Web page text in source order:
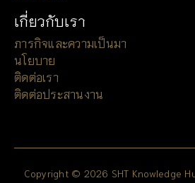
เกี่ยวกับเรา
ภารกิจและความเป็นมา
นโยบาย
ติดต่อเรา
ติดต่อประสานงาน
Copyright © 2026 SHT Knowledge